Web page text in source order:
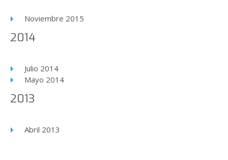
Noviembre 2015
2014
Julio 2014
Mayo 2014
2013
Abril 2013